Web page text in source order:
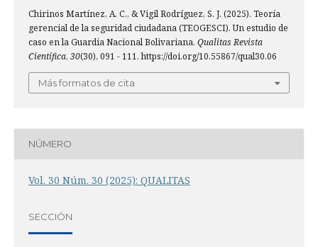
Chirinos Martínez, A. C., & Vigil Rodríguez, S. J. (2025). Teoría
gerencial de la seguridad ciudadana (TEOGESCI). Un estudio de
caso en la Guardia Nacional Bolivariana. Qualitas Revista
Científica, 30(30), 091 - 111. https://doi.org/10.55867/qual30.06
Más formatos de cita
NÚMERO
Vol. 30 Núm. 30 (2025): QUALITAS
SECCIÓN